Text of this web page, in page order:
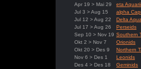
Apr 19 > Mai 29
eta
Jul 3 > Aug 15
alpha
Jul 12 > Aug 22
Delta
Jul 17 > Aug 26
Perseids
Sep 10 > Nov 19 Southern
Okt 2 > Nov 7
Orionids
Okt 20 > Des 9
Northern
Nov 6 > Des 1
Leonids
Des 4 > Des 18
Geminids